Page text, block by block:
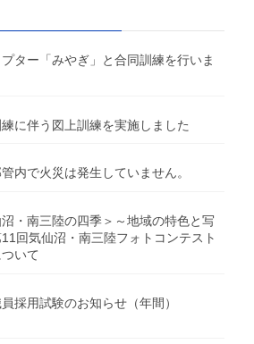
ター「みやぎ」と合同訓練を行いま
に伴う図上訓練を実施しました
内で火災は発生していません。
沼・南三陸の四季＞～地域の特色と写
回気仙沼・南三陸フォトコンテスト
いて
採用試験のお知らせ（年間）